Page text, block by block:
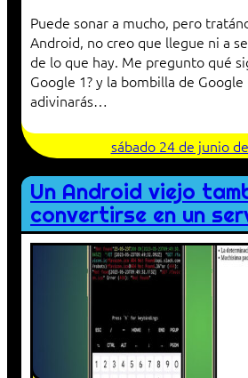
Puede sonar a mucho, pero
Android, no creo que llegue ni a
de lo que hay. Me pregunto qué
Google 1? y la bombilla de Google
adivinarás…
sábado 24 de junio
Un Android viejo
convertirse en un